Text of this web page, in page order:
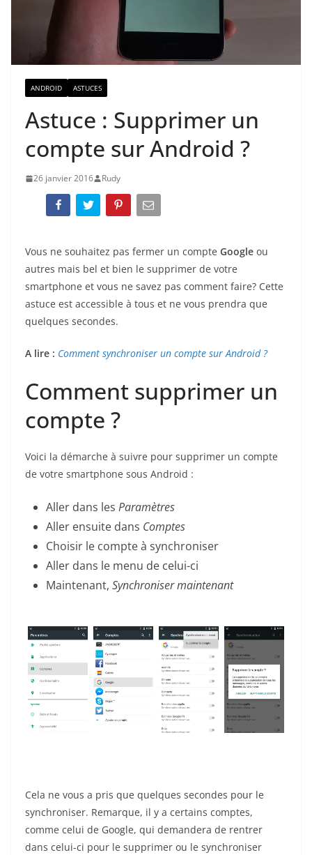
ANDROID ASTUCES
Astuce : Supprimer un
compte sur Android ?
26 janvier 2016 Rudy
Vous ne souhaitez pas fermer un compte Google ou
autres mais bel et bien le supprimer de votre
smartphone et vous ne savez pas comment faire? Cette
astuce est accessible à tous et ne vous prendra que
quelques secondes.
A lire : Comment synchroniser un compte sur Android ?
Comment supprimer un
compte ?
Voici la démarche à suivre pour supprimer un compte
de votre smartphone sous Android :
Aller dans les Paramètres
Aller ensuite dans Comptes
Choisir le compte à synchroniser
Aller dans le menu de celui-ci
Maintenant, Synchroniser maintenant
Cela ne vous a pris que quelques secondes pour le
synchroniser. Remarque, il y a certains comptes,
comme celui de Google, qui demandera de rentrer
dans celui-ci pour le supprimer ou le synchroniser